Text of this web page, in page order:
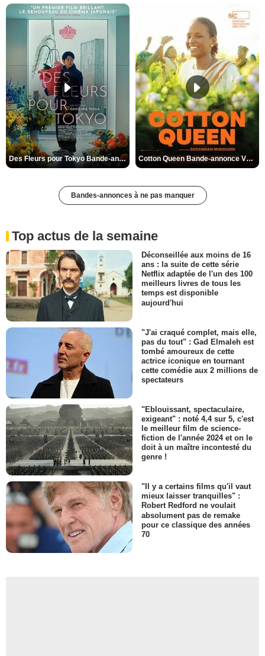
Des Fleurs pour Tokyo Bande-annonce VO STFR Cotton Queen Bande-annonce VO STFR
Bandes-annonces à ne pas manquer
Top actus de la semaine
Déconseillée aux moins de 16
ans : la suite de cette série
Netflix adaptée de l'un des 100
meilleurs livres de tous les
temps est disponible
aujourd'hui
"J'ai craqué complet, mais elle,
pas du tout" : Gad Elmaleh est
tombé amoureux de cette
actrice iconique en tournant
cette comédie aux 2 millions de
spectateurs
"Eblouissant, spectaculaire,
exigeant" : noté 4,4 sur 5, c'est
le meilleur film de science-
fiction de l'année 2024 et on le
doit à un maître incontesté du
genre !
"Il y a certains films qu'il vaut
mieux laisser tranquilles" :
Robert Redford ne voulait
absolument pas de remake
pour ce classique des années
70